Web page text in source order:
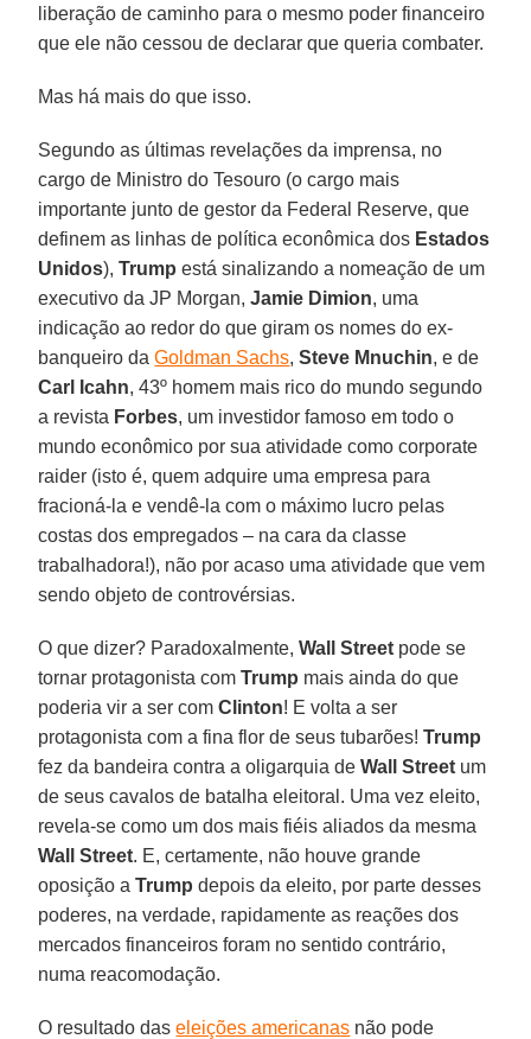
liberação de caminho para o mesmo poder financeiro
que ele não cessou de declarar que queria combater.
Mas há mais do que isso.
Segundo as últimas revelações da imprensa, no
cargo de Ministro do Tesouro (o cargo mais
importante junto de gestor da Federal Reserve, que
definem as linhas de política econômica dos Estados
Unidos),Trump está sinalizando a nomeação de um
executivo da JP Morgan,Jamie Dimion, uma
indicação ao redor do que giram os nomes do ex-
banqueiro daGoldman Sachs,Steve Mnuchin, e de
Carl Icahn, 43º homem mais rico do mundo segundo
a revista Forbes, um investidor famoso em todo o
mundo econômico por sua atividade como corporate
raider (isto é, quem adquire uma empresa para
fracioná-la e vendê-la com o máximo lucro pelas
costas dos empregados – na cara da classe
trabalhadora!), não por acaso uma atividade que vem
sendo objeto de controvérsias.
O que dizer? Paradoxalmente,Wall Street pode se
tornar protagonista comTrump mais ainda do que
poderia vir a ser comClinton! E volta a ser
protagonista com a fina flor de seus tubarões!Trump
fez da bandeira contra a oligarquia deWall Street um
de seus cavalos de batalha eleitoral. Uma vez eleito,
revela-se como um dos mais fiéis aliados da mesma
Wall Street. E, certamente, não houve grande
oposição aTrump depois da eleito, por parte desses
poderes, na verdade, rapidamente as reações dos
mercados financeiros foram no sentido contrário,
numa reacomodação.
O resultado daseleições americanas não pode